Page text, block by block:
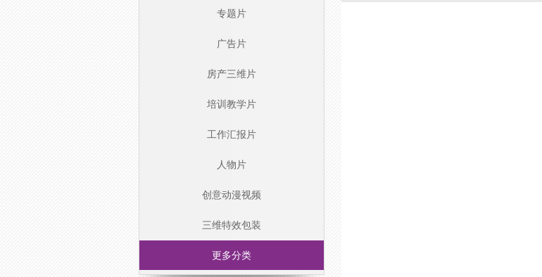
专题片
广告片
房产三维片
培训教学片
工作汇报片
人物片
创意动漫视频
三维特效包装
更多分类